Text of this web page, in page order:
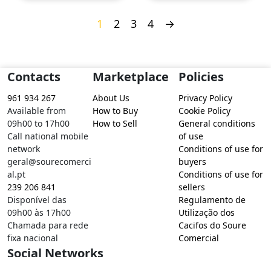
1 2 3 4 →
Contacts
961 934 267
Available from
09h00 to 17h00
Call national mobile
network
geral@sourecomerci
al.pt
239 206 841
Disponível das
09h00 às 17h00
Chamada para rede
fixa nacional
Marketplace
About Us
How to Buy
How to Sell
Policies
Privacy Policy
Cookie Policy
General conditions
of use
Conditions of use for
buyers
Conditions of use for
sellers
Regulamento de
Utilização dos
Cacifos do Soure
Comercial
Social Networks